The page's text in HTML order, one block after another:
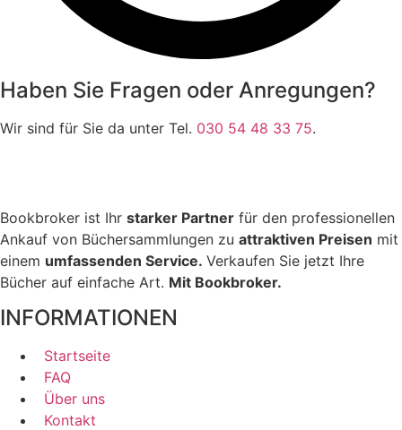
Haben Sie Fragen oder Anregungen?
Wir sind für Sie da unter Tel. 030 54 48 33 75.
Bookbroker ist Ihr starker Partner für den professionellen
Ankauf von Büchersammlungen zu attraktiven Preisen mit
einem umfassenden Service. Verkaufen Sie jetzt Ihre
Bücher auf einfache Art. Mit Bookbroker.
INFORMATIONEN
Startseite
FAQ
Über uns
Kontakt